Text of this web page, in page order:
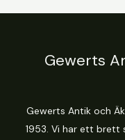
Gewerts
Gewerts Antik och
1953. Vi har ett brett